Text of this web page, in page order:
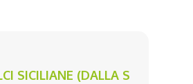
SICILIANE (DALLA S